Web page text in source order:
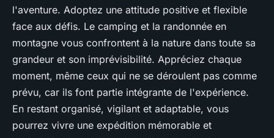
l'aventure. Adoptez une attitude positive et flexible
face aux défis. Le camping et la randonnée en
montagne vous confrontent à la nature dans toute sa
grandeur et son imprévisibilité. Appréciez chaque
moment, même ceux qui ne se déroulent pas comme
prévu, car ils font partie intégrante de l'expérience.
En restant organisé, vigilant et adaptable, vous
pourrez vivre une expédition mémorable et